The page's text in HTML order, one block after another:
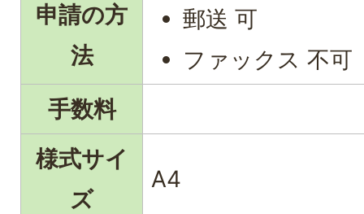
申請の方
法
郵送 可
ファックス 不可
手数料
様式サイ
ズ
A4